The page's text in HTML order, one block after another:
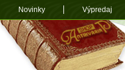
Novinky Výpredaj